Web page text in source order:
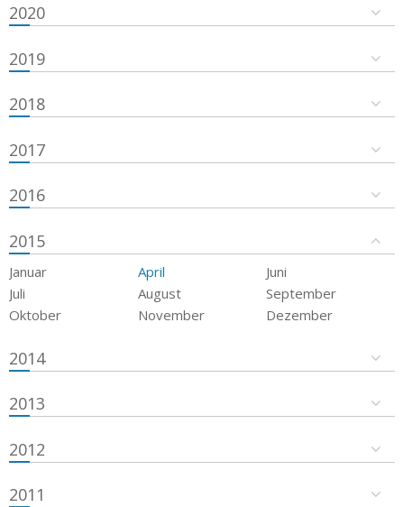
2020
2019
2018
2017
2016
2015
Januar April
Juni
Juli
August
September
Oktober
November Dezember
2014
2013
2012
2011